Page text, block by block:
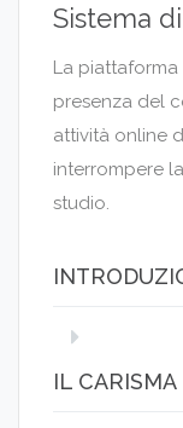
Sistema
La
presenza del
attività online
interrompere
studio.
IL CARISMA